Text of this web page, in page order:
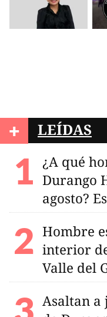
+ LEÍDAS
¿A qué
Durango
agosto?
Hombre
interior
Valle del
Asaltan a